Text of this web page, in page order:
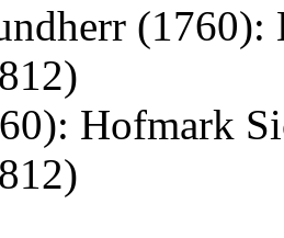
(1760):
Hofmark